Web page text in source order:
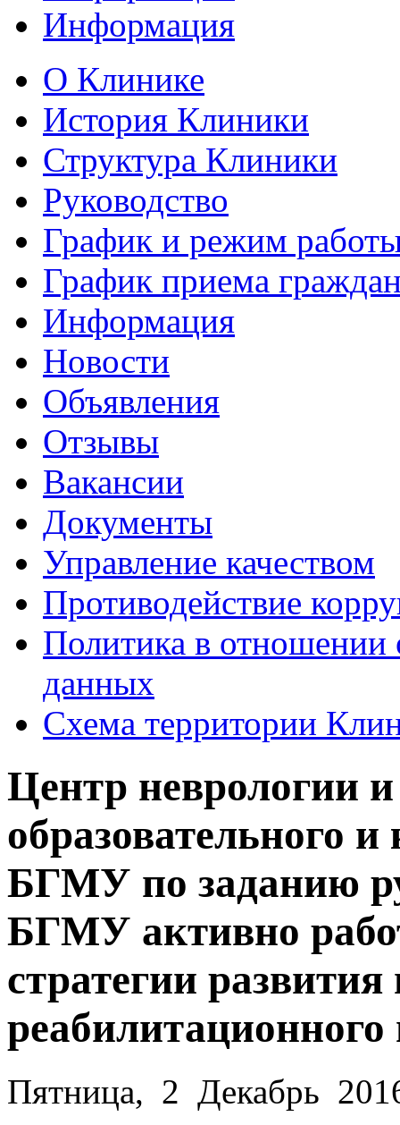
Информация
О Клинике
История Клиники
Структура Клиники
Руководство
График и режим
График приема
Информация
Новости
Объявления
Отзывы
Вакансии
Документы
Управление качеством
Противодействие
Политика в отношении
данных
Схема территории
Центр неврологии
образовательного
БГМУ по заданию
БГМУ активно
стратегии развития
Пятница, 2 Декабрь